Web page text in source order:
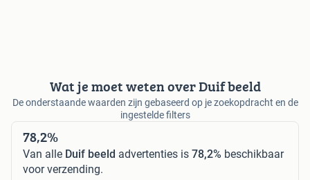
Wat je moet weten over Duif beeld
De onderstaande waarden zijn gebaseerd op je zoekopdracht en de
ingestelde filters
78,2%
Van alle Duif beeld advertenties is 78,2% beschikbaar
voor verzending.